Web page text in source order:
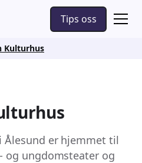
Tips oss
Kulturhus
er hjemmet til
og ungdomsteater og